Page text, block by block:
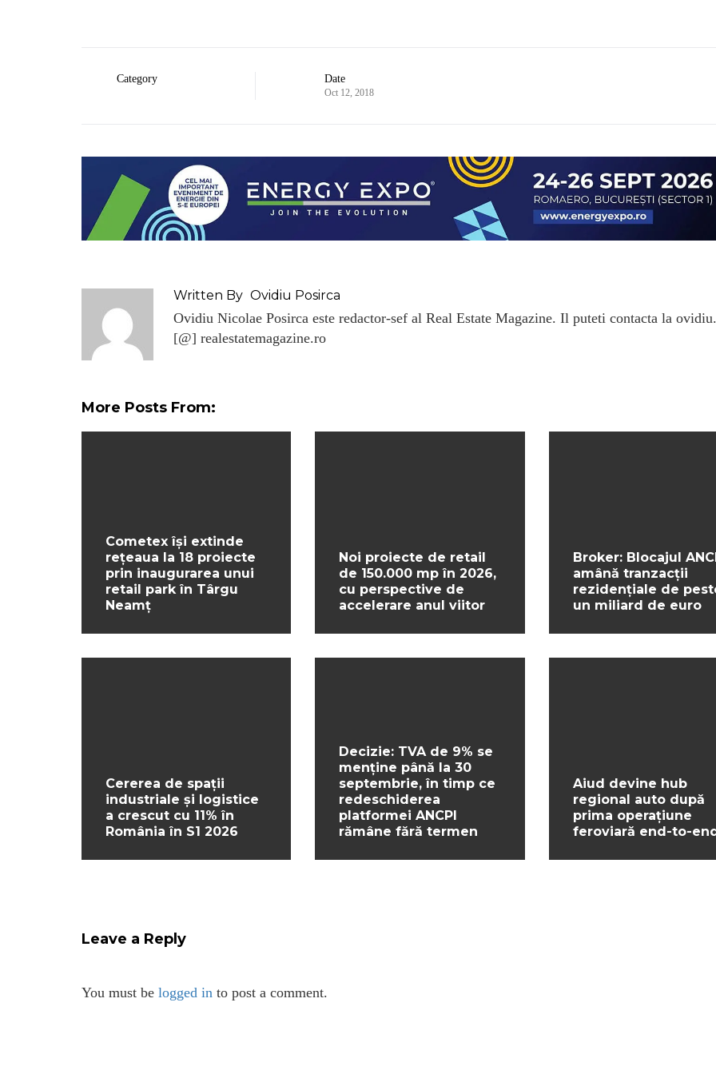
Category Date
Oct 12, 2018
Written By Ovidiu Posirca
Ovidiu Nicolae Posirca este redactor-sef al Real Estate Magazine. Il puteti contacta la
[@] realestatemagazine.ro
More Posts From:
Cometex își extinde
rețeaua la 18 proiecte
prin inaugurarea unui
retail park în Târgu
Neamț
Noi proiecte de retail
de 150.000 mp în 2026,
cu perspective de
accelerare anul viitor
Broker: Blocajul
amână tranzacții
rezidențiale de
un miliard de euro
Cererea de spații
industriale și logistice
a crescut cu 11% în
România în S1 2026
Decizie: TVA de 9% se
menține până la 30
septembrie, în timp ce
redeschiderea
platformei ANCPI
rămâne fără termen
Aiud devine hub
regional auto după
prima operațiune
feroviară end-to-
Leave a Reply
You must be logged in to post a comment.